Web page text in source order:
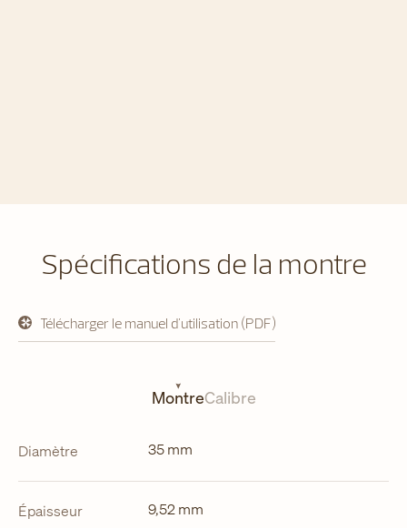
Spécifications de la montre
Télécharger le manuel d'utilisation (PDF)
s'ouvre
dans
MontreCalibre
Diamètre 35 mm
Épaisseur 9,52 mm